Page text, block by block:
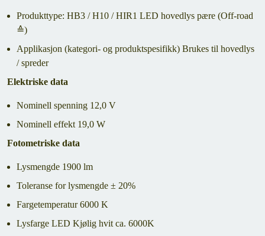
Produkttype: HB3 / H10 / HIR1 LED hovedlys pære (Off-road
≙)
Applikasjon (kategori- og produktspesifikk) Brukes til hovedlys
/ spreder
Elektriske data
Nominell spenning 12,0 V
Nominell effekt 19,0 W
Fotometriske data
Lysmengde 1900 lm
Toleranse for lysmengde ± 20%
Fargetemperatur 6000 K
Lysfarge LED Kjølig hvit ca. 6000K